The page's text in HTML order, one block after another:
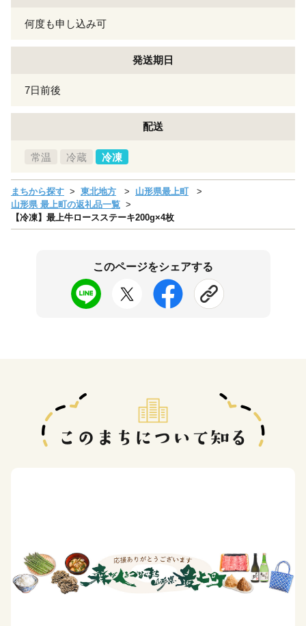
何度も申し込み可
発送期日
7日前後
配送
常温 冷蔵 冷凍
まちから探す 東北地方
山形県最上町
山形県 最上町の返礼品一覧
【冷凍】最上牛ロースステーキ200g×4枚
このページをシェアする